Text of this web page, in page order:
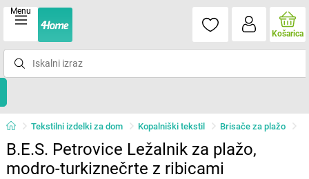
Menu
Košarica
Tekstilni izdelki za dom Kopalniški tekstil Brisače za plažo
B.E.S. Petrovice Ležalnik za plažo,
modro-turkiznečrte z ribicami